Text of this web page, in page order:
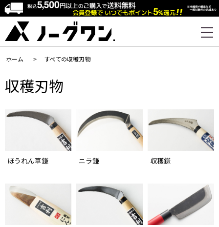
ホーム > すべての収穫刃物
収穫刃物
ほうれん草鎌 ニラ鎌 収穫鎌